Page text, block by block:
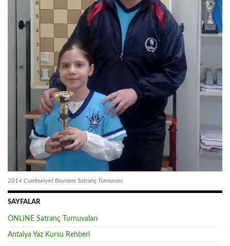
2014 Cumhuriyet Bayramı Satranç Turnuvası
SAYFALAR
ONLINE Satranç Turnuvaları
Antalya Yaz Kursu Rehberi